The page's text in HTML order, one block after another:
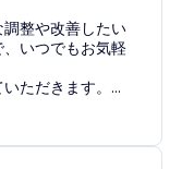
整や改善したい
いつでもお気軽
ただきます。 ...